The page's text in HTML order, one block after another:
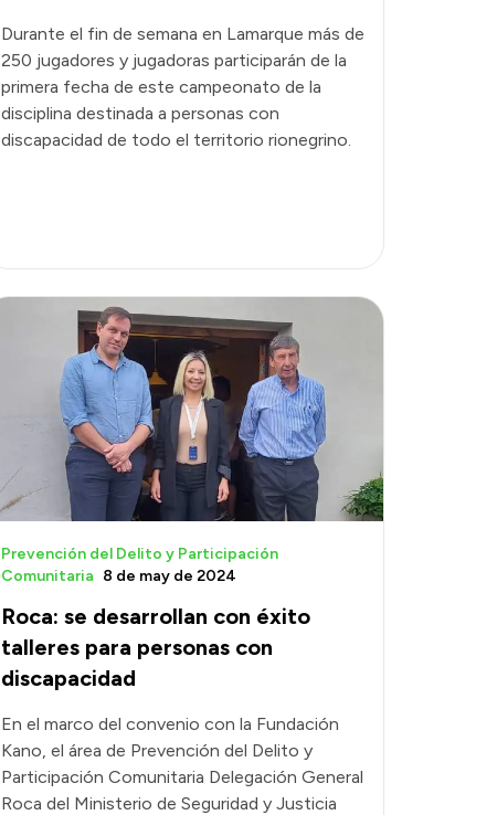
Durante el fin de semana en Lamarque más de
250 jugadores y jugadoras participarán de la
primera fecha de este campeonato de la
disciplina destinada a personas con
discapacidad de todo el territorio rionegrino.
Roca: se desarrollan con éxito
talleres para personas con
discapacidad
Prevención del Delito y Participación
Comunitaria 8 de may de 2024
En el marco del convenio con la Fundación
Kano, el área de Prevención del Delito y
Participación Comunitaria Delegación General
Roca del Ministerio de Seguridad y Justicia